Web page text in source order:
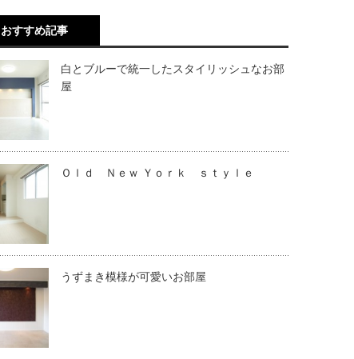
おすすめ記事
白とブルーで統一したスタイリッシュなお部
屋
Ｏｌｄ Ｎｅｗ Ｙｏｒｋ ｓｔｙｌｅ
うずまき模様が可愛いお部屋